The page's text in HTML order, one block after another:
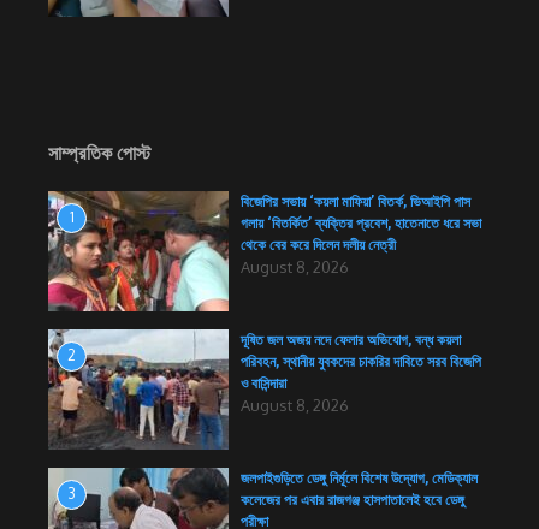
সাম্প্রতিক পোস্ট
1
বিজেপির সভায় ‘কয়লা মাফিয়া’ বিতর্ক, ভিআইপি পাস
গলায় ‘বিতর্কিত’ ব্যক্তির প্রবেশ, হাতেনাতে ধরে সভা
থেকে বের করে দিলেন দলীয় নেত্রী
August 8, 2026
2
দূষিত জল অজয় নদে ফেলার অভিযোগ, বন্ধ কয়লা
পরিবহন, স্থানীয় যুবকদের চাকরির দাবিতে সরব বিজেপি
ও বাসিন্দারা
August 8, 2026
3
জলপাইগুড়িতে ডেঙ্গু নির্মূলে বিশেষ উদ্যোগ, মেডিক্যাল
কলেজের পর এবার রাজগঞ্জ হাসপাতালেই হবে ডেঙ্গু
পরীক্ষা